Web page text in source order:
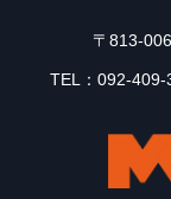
〒813-
TEL：092-409-